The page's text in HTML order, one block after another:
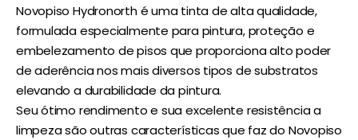
Novopiso Hydronorth é uma tinta de alta qualidade,
formulada especialmente para pintura, proteção e
embelezamento de pisos que proporciona alto poder
de aderência nos mais diversos tipos de substratos
elevando a durabilidade da pintura.
Seu ótimo rendimento e sua excelente resistência a
limpeza são outras características que faz do Novopiso